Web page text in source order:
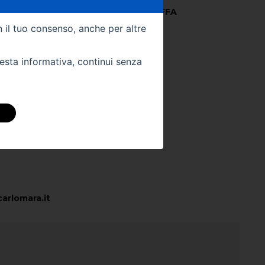
Colore Interno -STOFFA
Km -81907
tuo consenso, anche per altre
informativa, continui senza